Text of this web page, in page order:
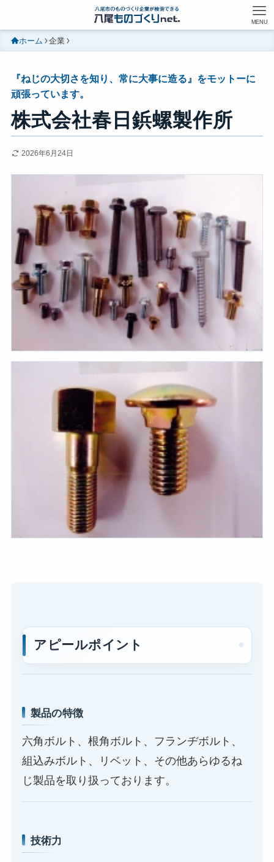
MENU
ホーム 企業
『ねじの大切さを知り、常に大事に造る』をモットーに
頑張っています。
株式会社春日鋲螺製作所
2026年6月24日
アピールポイント
製品の特徴
六角ボルト、根角ボルト、フランヂボルト、
組込みボルト、リベット、その他あらゆるね
じ製品を取り扱っております。
技術力